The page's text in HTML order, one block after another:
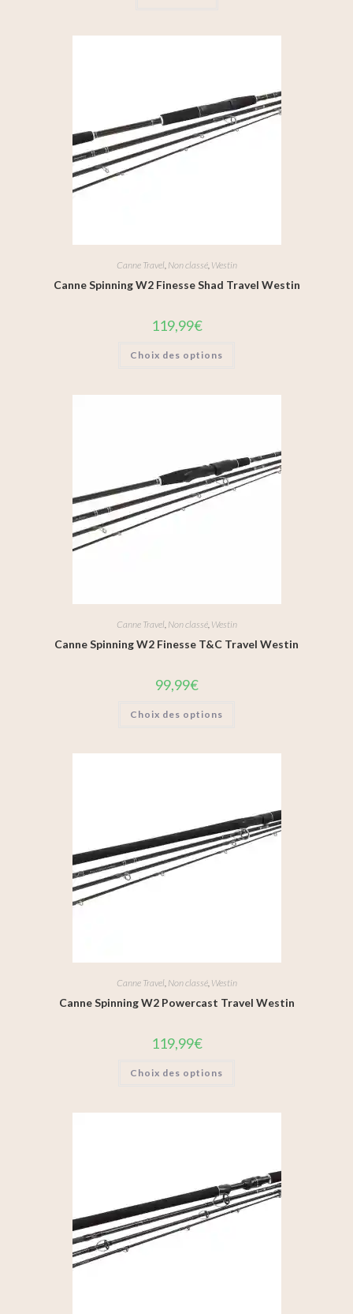
Canne Travel, Non classé, Westin
Canne Spinning W2 Finesse Shad Travel Westin
119,99€
Choix des options
Canne Travel Non classé, Westin
Canne Spinning W2 Finesse T&C Travel Westin
99,99€
Choix des options
Canne Travel, Non classé, Westin
Canne Spinning W2 Powercast Travel Westin
119,99€
Choix des options